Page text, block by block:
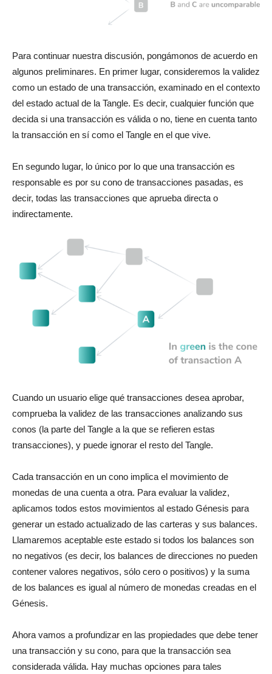
Para continuar nuestra discusión, pongámonos de acuerdo en
algunos preliminares. En primer lugar, consideremos la validez
como un estado de una transacción, examinado en el contexto
del estado actual de la Tangle. Es decir, cualquier función que
decida si una transacción es válida o no, tiene en cuenta tanto
la transacción en sí como el Tangle en el que vive.
En segundo lugar, lo único por lo que una transacción es
responsable es por su cono de transacciones pasadas, es
decir, todas las transacciones que aprueba directa o
indirectamente.
Cuando un usuario elige qué transacciones desea aprobar,
comprueba la validez de las transacciones analizando sus
conos (la parte del Tangle a la que se refieren estas
transacciones), y puede ignorar el resto del Tangle.
Cada transacción en un cono implica el movimiento de
monedas de una cuenta a otra. Para evaluar la validez,
aplicamos todos estos movimientos al estado Génesis para
generar un estado actualizado de las carteras y sus balances.
Llamaremos aceptable este estado si todos los balances son
no negativos (es decir, los balances de direcciones no pueden
contener valores negativos, sólo cero o positivos) y la suma
de los balances es igual al número de monedas creadas en el
Génesis.
Ahora vamos a profundizar en las propiedades que debe tener
una transacción y su cono, para que la transacción sea
considerada válida. Hay muchas opciones para tales